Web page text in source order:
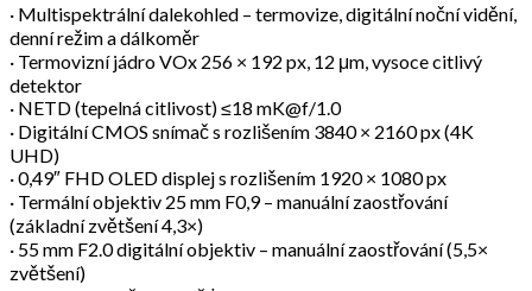
· Multispektrální dalekohled – termovize, digitální noční vidění,
denní režim a dálkoměr
· Termovizní jádro VOx 256 × 192 px, 12 μm, vysoce citlivý
detektor
· NETD (tepelná citlivost) ≤18 mK@f/1.0
· Digitální CMOS snímač s rozlišením 3840 × 2160 px (4K
UHD)
· 0,49″ FHD OLED displej s rozlišením 1920 × 1080 px
· Termální objektiv 25 mm F0,9 – manuální zaostřování
(základní zvětšení 4,3×)
· 55 mm F2.0 digitální objektiv – manuální zaostřování (5,5×
zvětšení)